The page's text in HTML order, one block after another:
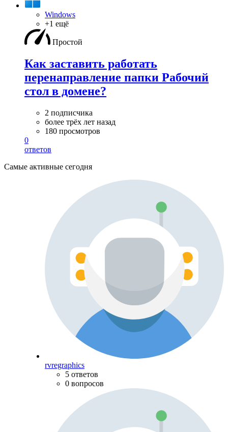
Windows
+1 ещё
Простой
Как заставить работать
перенаправление папки Рабочий
стол в домене?
2 подписчика
более трёх лет назад
180 просмотров
0
ответов
Самые активные сегодня
rvregraphics
5 ответов
0 вопросов